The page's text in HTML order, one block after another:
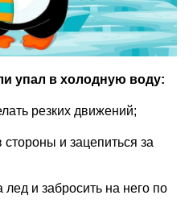
упал в холодную воду:
резких движений;
и зацепиться за
и забросить на него по